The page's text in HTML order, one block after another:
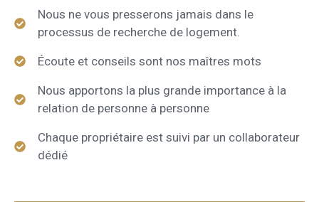
Nous ne vous presserons jamais dans le
processus de recherche de logement.
Écoute et conseils sont nos maîtres mots
Nous apportons la plus grande importance à la
relation de personne à personne
Chaque propriétaire est suivi par un collaborateur
dédié